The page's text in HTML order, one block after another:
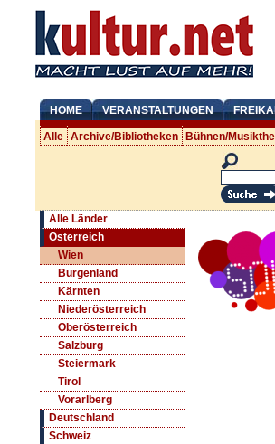
HOME VERANSTALTUNGEN
Alle Archive/Bibliotheken Bühnen/
Alle Länder
Österreich
Wien
Burgenland
Kärnten
Niederösterreich
Oberösterreich
Salzburg
Steiermark
Tirol
Vorarlberg
Deutschland
Schweiz